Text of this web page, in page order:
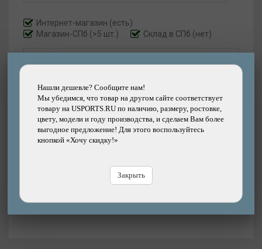
Нашли дешевле? Сообщите нам!
Мы убедимся, что товар на другом сайте соответствует
товару на USPORTS.RU по наличию, размеру, ростовке,
цвету, модели и году производства, и сделаем Вам более
выгодное предложение! Для этого воспользуйтесь
кнопкой «Хочу скидку!»
Закрыть
Интернет-магазин (есть)
Магазин-СПб (>5 шт.)
Склад в СПб (нет)
1790р.
Добавить
в корзину
Купить
в кредит
в рассрочку
заказ
Нашли дешевле?